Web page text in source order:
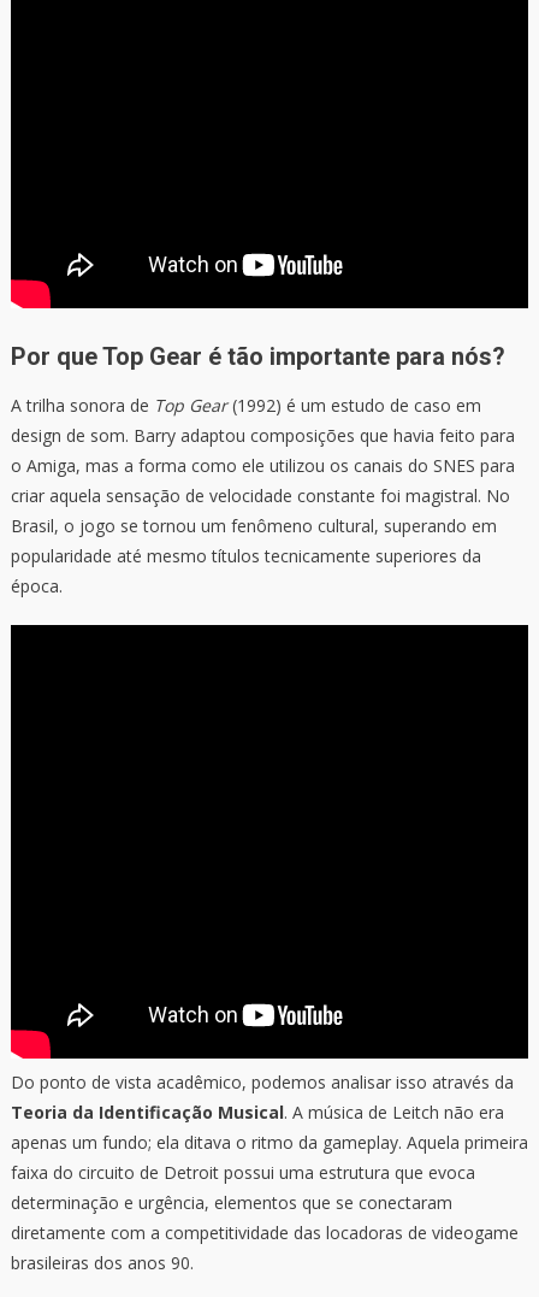
Por que Top Gear é tão importante para nós?
A trilha sonora de Top Gear(1992) é um estudo de caso em
design de som. Barry adaptou composições que havia feito para
o Amiga, mas a forma como ele utilizou os canais do SNES para
criar aquela sensação de velocidade constante foi magistral. No
Brasil, o jogo se tornou um fenômeno cultural, superando em
popularidade até mesmo títulos tecnicamente superiores da
época.
Do ponto de vista acadêmico, podemos analisar isso através da
Teoria da Identificação Musical. A música de Leitch não era
apenas um fundo; ela ditava o ritmo da gameplay. Aquela primeira
faixa do circuito de Detroit possui uma estrutura que evoca
determinação e urgência, elementos que se conectaram
diretamente com a competitividade das locadoras de videogame
brasileiras dos anos 90.